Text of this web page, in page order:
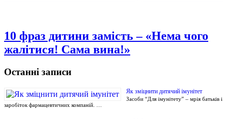
10 фраз дитини замість – «Нема чого
жалітися! Сама вина!»
Останні записи
Як зміцнити дитячий імунітет
Засоби “Для імунітету” – мрія батьків і
заробіток фармацевтичних компаній. …